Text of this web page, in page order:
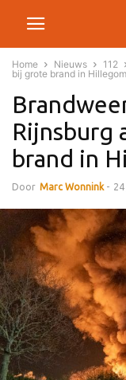
Home Nieuws 112
bij grote brand in Hillegom
Rijnsburg
brand in
Door Marc Wonnink -